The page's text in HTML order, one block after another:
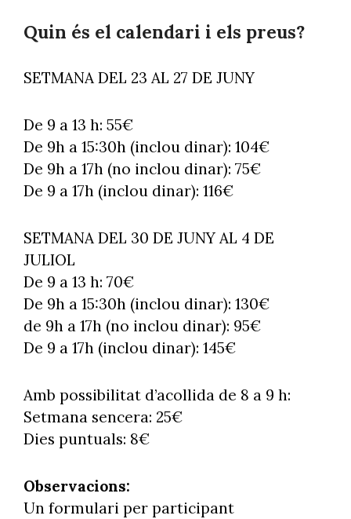
Quin és el calendari i els preus?
SETMANA DEL 23 AL 27 DE JUNY
De 9 a 13 h: 55€
De 9h a 15:30h (inclou dinar): 104€
De 9h a 17h (no inclou dinar): 75€
De 9 a 17h (inclou dinar): 116€
SETMANA DEL 30 DE JUNY AL 4 DE
JULIOL
De 9 a 13 h: 70€
De 9h a 15:30h (inclou dinar): 130€
de 9h a 17h (no inclou dinar): 95€
De 9 a 17h (inclou dinar): 145€
Amb possibilitat d’acollida de 8 a 9 h:
Setmana sencera: 25€
Dies puntuals: 8€
Observacions:
Un formulari per participant